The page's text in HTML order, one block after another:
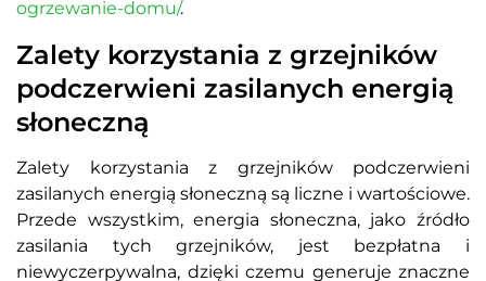
ogrzewanie-domu/.
Zalety korzystania z grzejników
podczerwieni zasilanych energią
słoneczną
Zalety korzystania z grzejników podczerwieni
zasilanych energią słoneczną są liczne i wartościowe.
Przede wszystkim, energia słoneczna, jako źródło
zasilania tych grzejników, jest bezpłatna i
niewyczerpywalna, dzięki czemu generuje znaczne